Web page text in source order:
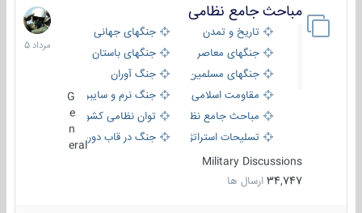
مباحث جامع نظامی
تاریخ و تمدن
جنگهای جهانی
جنگهای معاصر
جنگهای باستان
جنگهای مسلمین
جنگ آوران
مقاومت اسلامی
جنگ نرم و سایبری
مباحث جامع نظامی
توان نظامی کشورها
تسلیحات استراتژیک
جنگ در قاب دوربین
eral
Military Discussions
34,747 ارسال ها
9
مرداد
1405